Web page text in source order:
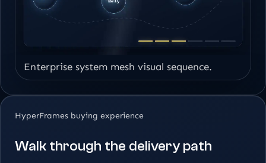
Enterprise system mesh visual sequence.
HyperFrames buying experience
Walk through the delivery path